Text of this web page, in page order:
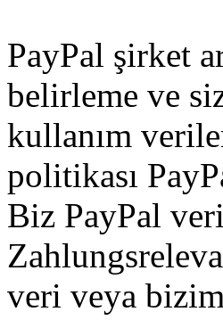
PayPal şirket
belirleme ve
kullanım
politikası
Biz PayPal
veri veya bizim